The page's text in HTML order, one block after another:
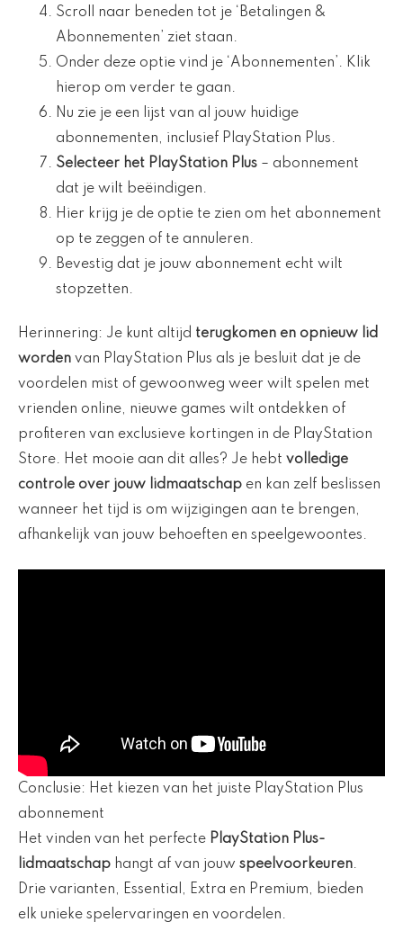
Scroll naar beneden tot je ‘Betalingen &
Abonnementen’ ziet staan.
Onder deze optie vind je ‘Abonnementen’. Klik
hierop om verder te gaan.
Nu zie je een lijst van al jouw huidige
abonnementen, inclusief PlayStation Plus.
Selecteer het PlayStation Plus – abonnement
dat je wilt beëindigen.
Hier krijg je de optie te zien om het abonnement
op te zeggen of te annuleren.
Bevestig dat je jouw abonnement echt wilt
stopzetten.
Herinnering: Je kunt altijd terugkomen en opnieuw lid
worden van PlayStation Plus als je besluit dat je de
voordelen mist of gewoonweg weer wilt spelen met
vrienden online, nieuwe games wilt ontdekken of
profiteren van exclusieve kortingen in de PlayStation
Store. Het mooie aan dit alles? Je hebt volledige
controle over jouw lidmaatschap en kan zelf beslissen
wanneer het tijd is om wijzigingen aan te brengen,
afhankelijk van jouw behoeften en speelgewoontes.
Conclusie: Het kiezen van het juiste PlayStation Plus
abonnement
Het vinden van het perfecte PlayStation Plus-
lidmaatschap hangt af van jouw speelvoorkeuren.
Drie varianten, Essential, Extra en Premium, bieden
elk unieke spelervaringen en voordelen.